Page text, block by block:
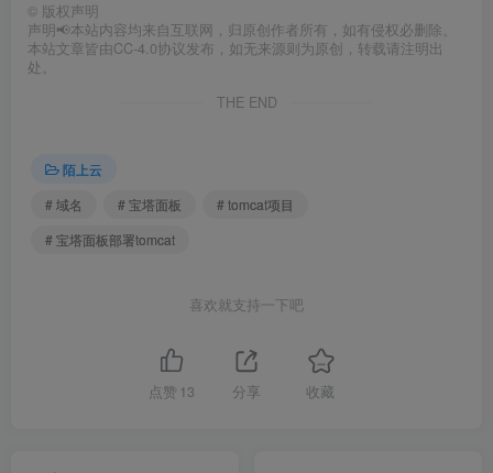
© 版权声明
声明📢本站内容均来自互联网，归原创作者所有，如有侵权必删除。
本站文章皆由CC-4.0协议发布，如无来源则为原创，转载请注明出
处。
THE END
陌上云
# 域名
# 宝塔面板
# tomcat项目
# 宝塔面板部署tomcat
喜欢就支持一下吧
点赞 13 分享 收藏